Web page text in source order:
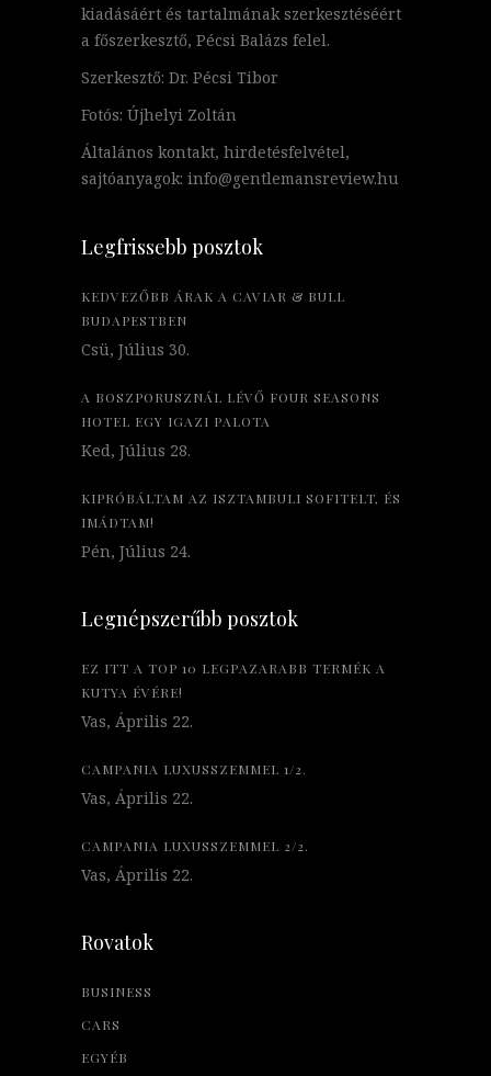
kiadásáért és tartalmának szerkesztéséért
a főszerkesztő, Pécsi Balázs felel.
Szerkesztő: Dr. Pécsi Tibor
Fotós: Újhelyi Zoltán
Általános kontakt, hirdetésfelvétel,
sajtóanyagok: info@gentlemansreview.hu
Legfrissebb posztok
KEDVEZŐBB ÁRAK A CAVIAR & BULL
BUDAPESTBEN
Csü, Július 30.
A BOSZPORUSZNÁL LÉVŐ FOUR SEASONS
HOTEL EGY IGAZI PALOTA
Ked, Július 28.
KIPRÓBÁLTAM AZ ISZTAMBULI SOFITELT, ÉS
IMÁDTAM!
Pén, Július 24.
Legnépszerűbb posztok
EZ ITT A TOP 10 LEGPAZARABB TERMÉK A
KUTYA ÉVÉRE!
Vas, Április 22.
CAMPANIA LUXUSSZEMMEL 1/2.
Vas, Április 22.
CAMPANIA LUXUSSZEMMEL 2/2.
Vas, Április 22.
Rovatok
BUSINESS
CARS
EGYÉB